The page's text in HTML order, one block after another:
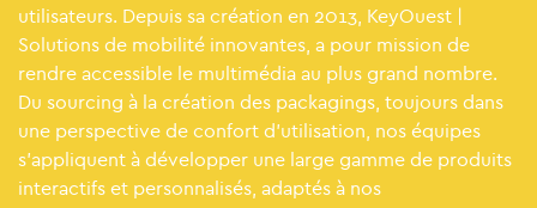
utilisateurs. Depuis sa création en 2013, KeyOuest |
Solutions de mobilité innovantes, a pour mission de
rendre accessible le multimédia au plus grand nombre.
Du sourcing à la création des packagings, toujours dans
une perspective de confort d’utilisation, nos équipes
s’appliquent à développer une large gamme de produits
interactifs et personnalisés, adaptés à nos